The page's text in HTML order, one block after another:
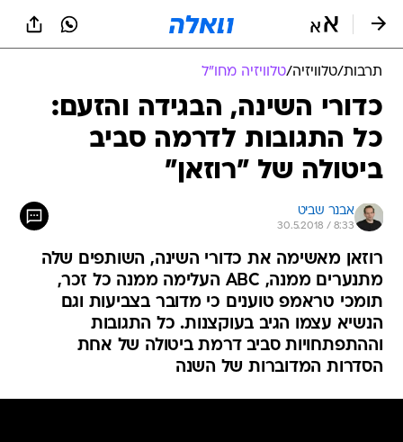
תרבות/טלוויזיה/טלוויזיה מחו"ל
כדורי השינה, הבגידה והזעם:
כל התגובות לדרמה סביב
ביטולה של "רוזאן"
אבנר שביט
30.5.2018 / 8:33
רוזאן מאשימה את כדורי השינה, השותפים שלה
מתנערים ממנה, ABC העלימה ממנה כל זכר,
תומכי טראמפ טוענים כי מדובר בצביעות וגם
הנשיא עצמו הגיב בעוקצנות. כל התגובות
וההתפתחויות סביב דרמת ביטולה של אחת
הסדרות המדוברות של השנה